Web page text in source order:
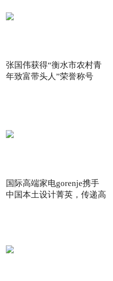
张国伟获得“衡水市农村青
年致富带头人”荣誉称号
国际高端家电gorenje携手
中国本土设计菁英，传递高